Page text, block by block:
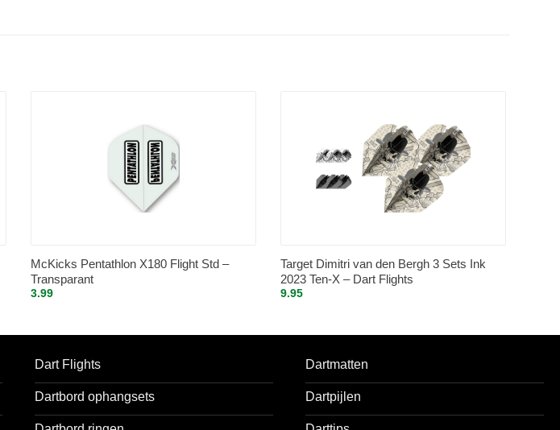
McKicks Pentathlon X180 Flight Std –
Transparant
3.99
Target Dimitri van den Bergh 3 Sets Ink
2023 Ten-X – Dart Flights
9.95
Dart Flights
Dartbord ophangsets
Dartmatten
Dartpijlen